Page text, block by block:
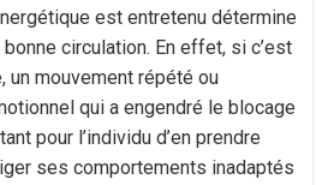
est entretenu détermine
bonne circulation. En effet, si c’est
un mouvement répété ou
qui a engendré le blocage
pour l’individu d’en prendre
ses comportements inadaptés